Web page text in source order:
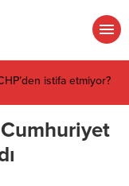
istifa etmiyor?